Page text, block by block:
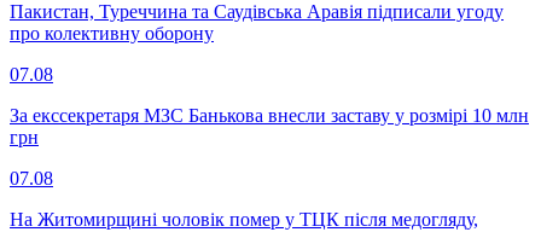
Пакистан, Туреччина та Саудівська Аравія підписали угоду
про колективну оборону
07.08
За екссекретаря МЗС Банькова внесли заставу у розмірі 10 млн
грн
07.08
На Житомирщині чоловік помер у ТЦК після медогляду,